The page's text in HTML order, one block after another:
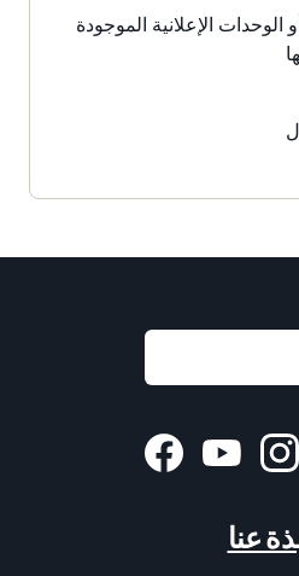
الوحدات الإعلانية الموجودة
عنا